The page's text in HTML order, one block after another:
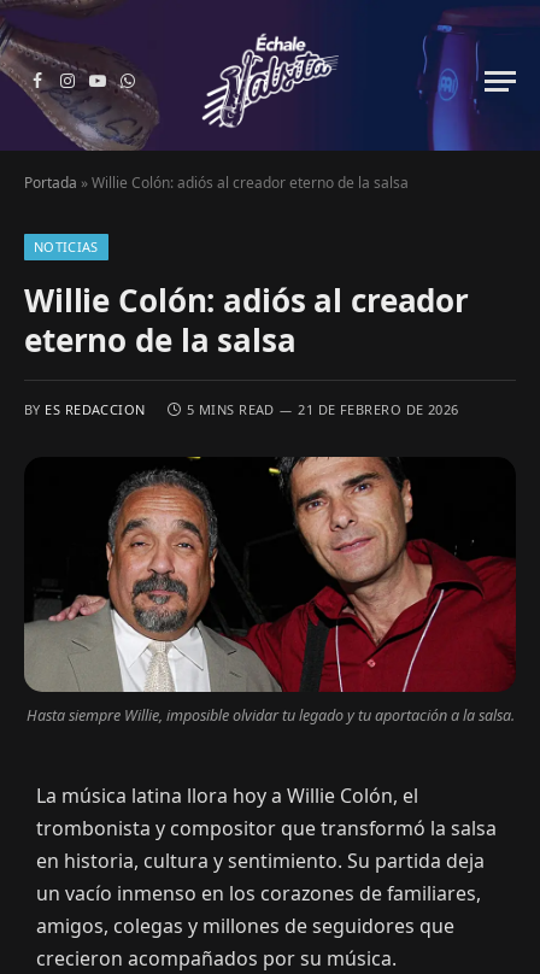
Facebook
Instagram
YouTubeWhatsApp
Portada »Willie Colón: adiós al creador eterno de la salsa
NOTICIAS
Willie Colón: adiós al creador
eterno de la salsa
BY ES REDACCION 5 MINS READ 21 DE FEBRERO DE 2026
Hasta siempre Willie, imposible olvidar tu legado y tu aportación a la salsa.
La música latina llora hoy a Willie Colón, el
trombonista y compositor que transformó la salsa
en historia, cultura y sentimiento. Su partida deja
un vacío inmenso en los corazones de familiares,
amigos, colegas y millones de seguidores que
crecieron acompañados por su música.